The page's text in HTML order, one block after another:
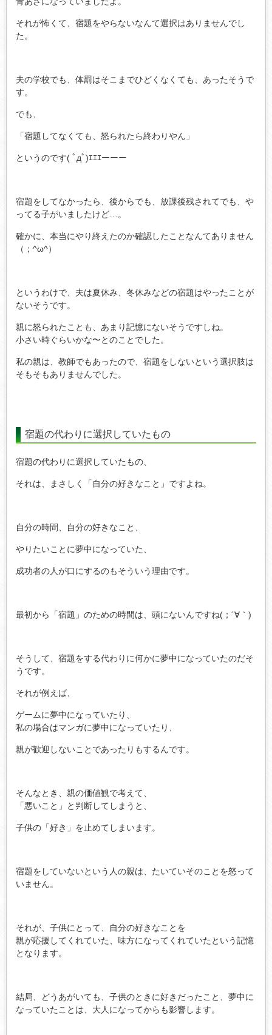
それが怖くて、宿題をやらないなんて選択はありませんでし
た。
夫の学校でも、体罰はそこまでひどくなくても、あったそうで
す。
でも、
「宿題してなくても、怒られたら終わりやん」
というのです( ﾟдﾟ)ｴｴｴーーー
宿題をしてなかったら、後からでも、放課後残されてでも、や
ってる子がいましたけど…。
確かに、本当にやり終えたのか確認したことなんてありません
（；^ω^）
というわけで、夫は夏休み、冬休みなどの宿題はやったことが
ないそうです。
親に怒られたことも、あまり記憶にないそうですしね。
小さい時ぐらいかな〜とのことでした。
私の親は、教師でもあったので、宿題をしないという選択肢は
そもそもありませんでした。
宿題の代わりに選択していたもの
宿題の代わりに選択していたもの、
それは、まさしく「自分の好きなこと」ですよね。
自分の時間、自分の好きなこと、
やりたいことに夢中になっていた、
成功者の人が口にするのもそういう理由です。
最初から「宿題」のための時間は、頭にないんですね(；´∀｀)
そうして、宿題をする代わりに何かに夢中になっていたのだそ
うです。
それが例えば、
ゲームに夢中になっていたり、
私の場合はマンガに夢中になっていたり、
親が歓迎しないことであったりもするんです。
そんなとき、親の価値観で考えて、
「悪いこと」と判断してしまうと、
子供の「好き」を止めてしまいます。
宿題をしていないという人の親は、たいていそのことを怒って
いません。
それが、子供にとって、自分の好きなことを
親が応援してくれていた、味方になってくれていたという記憶
となります。
結局、どうあがいても、子供のときに好きだったこと、夢中に
なっていたことは、大人になってからも影響します。